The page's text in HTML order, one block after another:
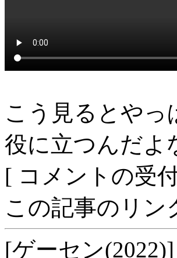
こう見るとや
役に立つんだよ
[ コメントの受
この記事のリン
[ゲーセン(2022)]